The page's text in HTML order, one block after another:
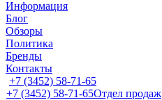
Информация
Блог
Обзоры
Политика
Бренды
Контакты
+7 (3452) 58-71-65
+7 (3452) 58-71-65Отдел продаж